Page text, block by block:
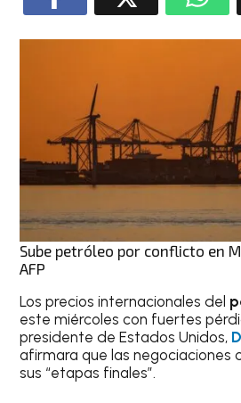
Sube petróleo por conflicto en
AFP
Los precios internacionales del
este miércoles con fuertes
presidente de Estados Unidos,
afirmara que las negociaciones
sus “etapas finales”.